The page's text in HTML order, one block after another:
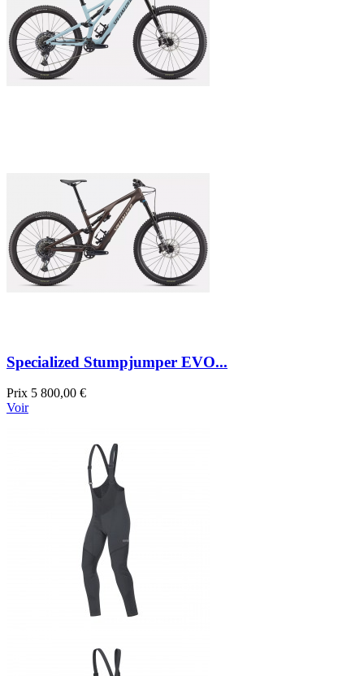
Specialized Stumpjumper EVO...
Prix 5 800,00 €
Voir